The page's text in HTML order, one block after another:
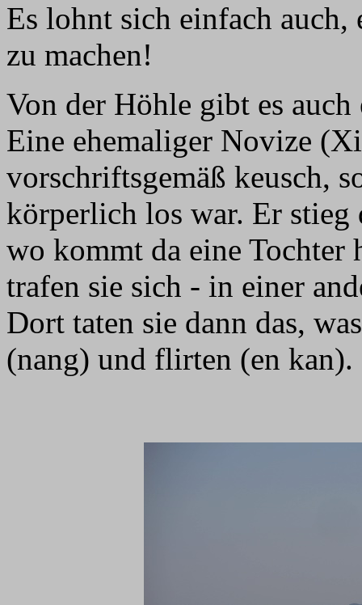
Es lohnt sich einfach
zu machen!
Von der Höhle gibt es
Eine ehemaliger Novize
vorschriftsgemäß keusch,
körperlich los war. Er stieg
wo kommt da eine
trafen sie sich - in einer
Dort taten sie dann das,
(nang) und flirten (en kan).